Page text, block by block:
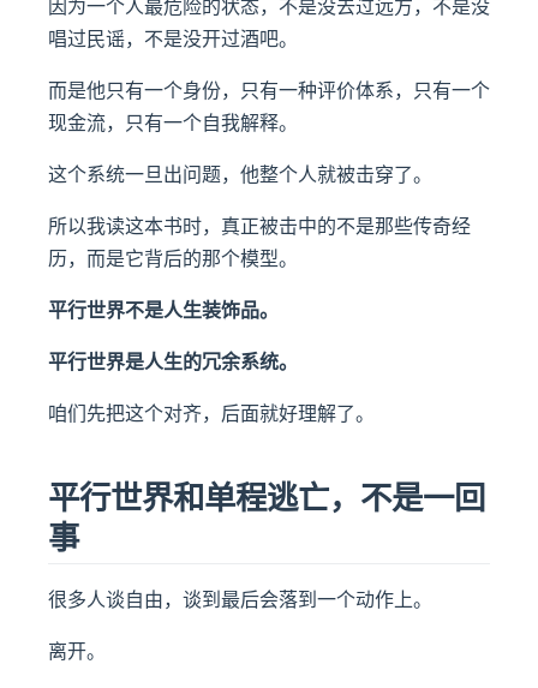
因为一个人最危险的状态，不是没去过远方，不是没
唱过民谣，不是没开过酒吧。
而是他只有一个身份，只有一种评价体系，只有一个
现金流，只有一个自我解释。
这个系统一旦出问题，他整个人就被击穿了。
所以我读这本书时，真正被击中的不是那些传奇经
历，而是它背后的那个模型。
平行世界不是人生装饰品。
平行世界是人生的冗余系统。
咱们先把这个对齐，后面就好理解了。
平行世界和单程逃亡，不是一回
事
很多人谈自由，谈到最后会落到一个动作上。
离开。